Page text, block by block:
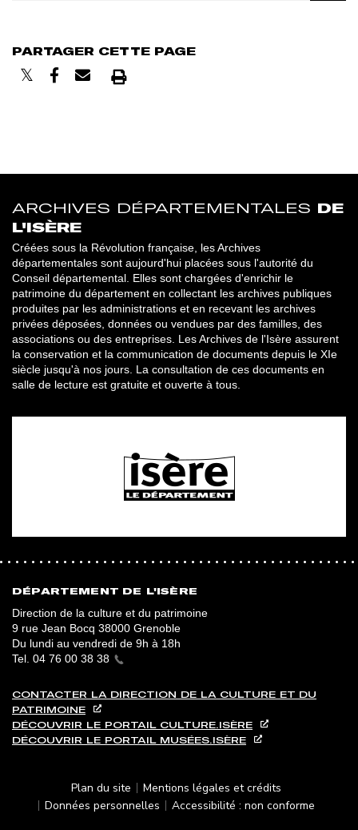
PARTAGER CETTE PAGE
Imprimer
ARCHIVES DÉPARTEMENTALES DE
L'ISÈRE
Créées sous la Révolution française, les Archives
départementales sont aujourd'hui placées sous l'autorité du
Conseil départemental. Elles sont chargées d'enrichir le
patrimoine du département en collectant les archives publiques
produites par les administrations et en recevant les archives
privées déposées, données ou vendues par des familles, des
associations ou des entreprises. Les Archives de l'Isère assurent
la conservation et la communication de documents depuis le XIe
siècle jusqu'à nos jours. La consultation de ces documents en
salle de lecture est gratuite et ouverte à tous.
DÉPARTEMENT DE L'ISÈRE
Direction de la culture et du patrimoine
9 rue Jean Bocq 38000 Grenoble
Du lundi au vendredi de 9h à 18h
Tel. 04 76 00 38 38
CONTACTER LA DIRECTION DE LA CULTURE ET DU
PATRIMOINE
DÉCOUVRIR LE PORTAIL CULTURE.ISÈRE
DÉCOUVRIR LE PORTAIL MUSÉES.ISÈRE
PIED DE PAGE
Plan du site
Mentions légales et crédits
Données personnelles
Accessibilité : non conforme